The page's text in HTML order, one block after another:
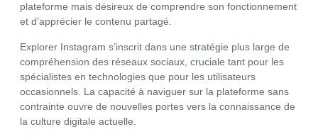
plateforme mais désireux de comprendre son fonctionnement
et d’apprécier le contenu partagé.
Explorer Instagram s’inscrit dans une stratégie plus large de
compréhension des réseaux sociaux, cruciale tant pour les
spécialistes en technologies que pour les utilisateurs
occasionnels. La capacité à naviguer sur la plateforme sans
contrainte ouvre de nouvelles portes vers la connaissance de
la culture digitale actuelle.